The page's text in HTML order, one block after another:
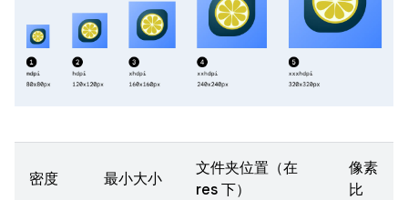
密度 最小大小
文件夹位置（在
res 下）
像素
比